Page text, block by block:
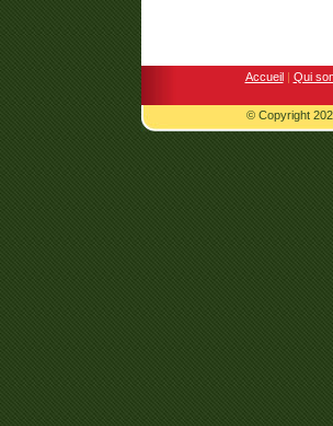
Accueil | Qui
© Copyright